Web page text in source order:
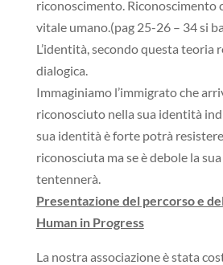
riconoscimento. Riconoscimento
vitale umano.(pag 25-26 – 34 si
L’identità, secondo questa teoria
dialogica.
Immaginiamo l’immigrato che
riconosciuto nella sua identità
sua identità è forte potrà
riconosciuta ma se è debole la
tentennerà.
Presentazione del percorso e
Human in Progress
La nostra associazione è stata